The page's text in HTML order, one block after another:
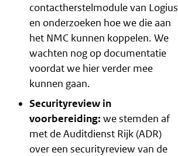
contactherstelmodule van Logius
en onderzoeken hoe we die aan
het NMC kunnen koppelen. We
wachten nog op documentatie
voordat we hier verder mee
kunnen gaan.
Securityreview in
voorbereiding: we stemden af
met de Auditdienst Rijk (ADR)
over een securityreview van de